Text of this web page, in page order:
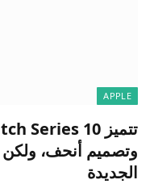
APPLE
وتصميم أنحف، ولكن
الجديدة